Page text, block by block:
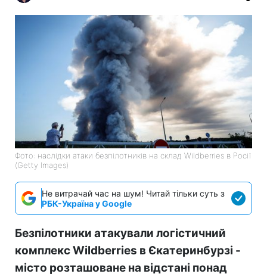
Фото: наслідки атаки безпілотників на склад Wildberries в Росії
(Getty Images)
Не витрачай час на шум! Читай тільки суть з
РБК-Україна у Google
Безпілотники атакували логістичний
комплекс Wildberries в Єкатеринбурзі -
місто розташоване на відстані понад